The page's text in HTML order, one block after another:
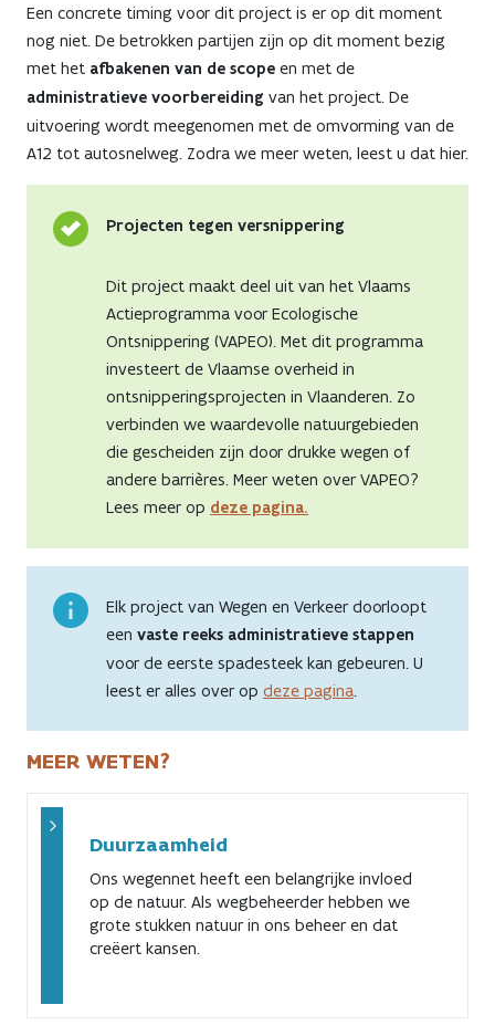
Een concrete timing voor dit project is er op dit moment
nog niet. De betrokken partijen zijn op dit moment bezig
met het afbakenen van de scope en met de
administratieve voorbereiding van het project. De
uitvoering wordt meegenomen met de omvorming van de
A12 tot autosnelweg. Zodra we meer weten, leest u dat hier.
Projecten tegen versnippering
Dit project maakt deel uit van het Vlaams
Actieprogramma voor Ecologische
Ontsnippering (VAPEO). Met dit programma
investeert de Vlaamse overheid in
ontsnipperingsprojecten in Vlaanderen. Zo
verbinden we waardevolle natuurgebieden
die gescheiden zijn door drukke wegen of
andere barrières. Meer weten over VAPEO?
Lees meer op deze pagina.
Elk project van Wegen en Verkeer doorloopt
een vaste reeks administratieve stappen
voor de eerste spadesteek kan gebeuren. U
leest er alles over op deze pagina
MEER WETEN?
Duurzaamheid
Ons wegennet heeft een belangrijke invloed
op de natuur. Als wegbeheerder hebben we
grote stukken natuur in ons beheer en dat
creëert kansen.